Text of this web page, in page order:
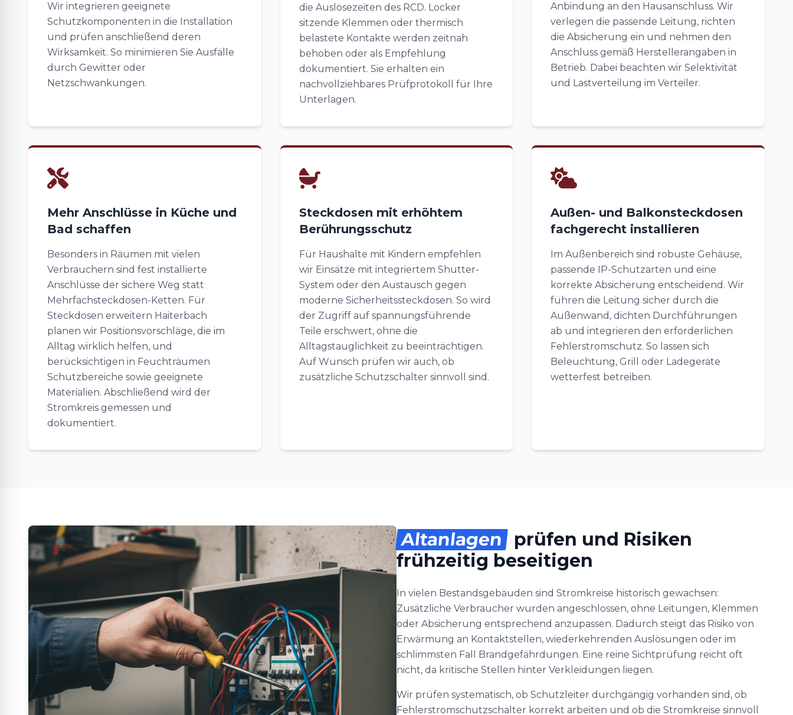
Wir integrieren geeignete
Schutzkomponenten in die Installation
und prüfen anschließend deren
Wirksamkeit. So minimieren Sie Ausfälle
durch Gewitter oder
Netzschwankungen.
die Auslösezeiten des RCD. Locker
sitzende Klemmen oder thermisch
belastete Kontakte werden zeitnah
behoben oder als Empfehlung
dokumentiert. Sie erhalten ein
nachvollziehbares Prüfprotokoll für Ihre
Unterlagen.
Anbindung an den Hausanschluss. Wir
verlegen die passende Leitung, richten
die Absicherung ein und nehmen den
Anschluss gemäß Herstellerangaben in
Betrieb. Dabei beachten wir Selektivität
und Lastverteilung im Verteiler.
Mehr Anschlüsse in Küche und
Bad schaffen
Besonders in Räumen mit vielen
Verbrauchern sind fest installierte
Anschlüsse der sichere Weg statt
Mehrfachsteckdosen-Ketten. Für
Steckdosen erweitern Haiterbach
planen wir Positionsvorschläge, die im
Alltag wirklich helfen, und
berücksichtigen in Feuchträumen
Schutzbereiche sowie geeignete
Materialien. Abschließend wird der
Stromkreis gemessen und
dokumentiert.
Steckdosen mit erhöhtem
Berührungsschutz
Für Haushalte mit Kindern empfehlen
wir Einsätze mit integriertem Shutter-
System oder den Austausch gegen
moderne Sicherheitssteckdosen. So wird
der Zugriff auf spannungsführende
Teile erschwert, ohne die
Alltagstauglichkeit zu beeinträchtigen.
Auf Wunsch prüfen wir auch, ob
zusätzliche Schutzschalter sinnvoll sind.
Außen- und Balkonsteckdosen
fachgerecht installieren
Im Außenbereich sind robuste Gehäuse,
passende IP-Schutzarten und eine
korrekte Absicherung entscheidend. Wir
führen die Leitung sicher durch die
Außenwand, dichten Durchführungen
ab und integrieren den erforderlichen
Fehlerstromschutz. So lassen sich
Beleuchtung, Grill oder Ladegeräte
wetterfest betreiben.
Altanlagen
prüfen und Risiken
frühzeitig beseitigen
In vielen Bestandsgebäuden sind Stromkreise historisch gewachsen:
Zusätzliche Verbraucher wurden angeschlossen, ohne Leitungen, Klemmen
oder Absicherung entsprechend anzupassen. Dadurch steigt das Risiko von
Erwärmung an Kontaktstellen, wiederkehrenden Auslösungen oder im
schlimmsten Fall Brandgefährdungen. Eine reine Sichtprüfung reicht oft
nicht, da kritische Stellen hinter Verkleidungen liegen.
Wir prüfen systematisch, ob Schutzleiter durchgängig vorhanden sind, ob
Fehlerstromschutzschalter korrekt arbeiten und ob die Stromkreise sinnvoll